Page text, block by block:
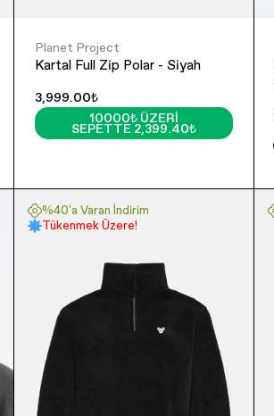
Planet Project
Kartal Full Zip Polar - Siyah
3,999.00₺
10000₺ ÜZERI
SEPETTE 2,399.40₺
%40'a Varan İndirim
Tükenmek Üzere!